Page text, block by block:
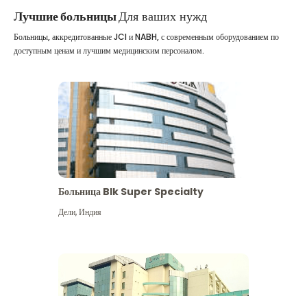
Лучшие больницыДля ваших нужд
Больницы, аккредитованные JCI и NABH, с современным оборудованием по
доступным ценам и лучшим медицинским персоналом.
Больница Blk Super Specialty
Дели,Индия